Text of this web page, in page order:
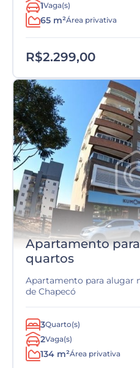
1Vaga(s)
65 m²Área privativa
R$2.299,00
Apartamento
quartos
Apartamento para alugar
de Chapecó
3Quarto(s)
2Vaga(s)
134 m²Área privativa